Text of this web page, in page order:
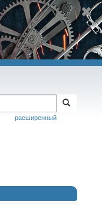
расширенный